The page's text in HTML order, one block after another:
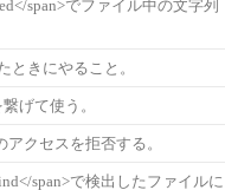
span>でファイル中の文字列
ときにやること。
げて使う。
クセスを拒否する。
span>で検出したファイルに